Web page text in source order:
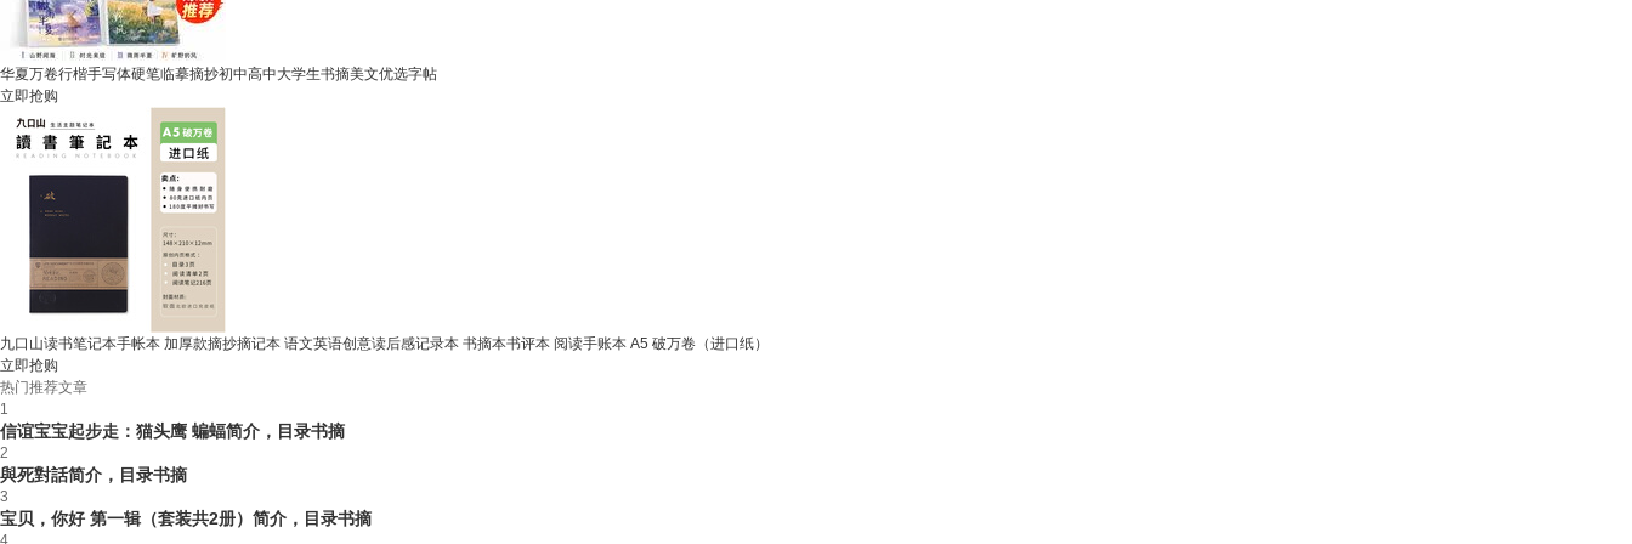
华夏万卷行楷手写体硬笔临摹摘抄初中高中大学生书摘美文优选字帖
立即抢购
九口山读书笔记本手帐本 加厚款摘抄摘记本 语文英语创意读后感记录本 书摘本书评本 阅读手账本 A5 破万卷（进口纸）
立即抢购
热门推荐文章
1
信谊宝宝起步走：猫头鹰 蝙蝠简介，目录书摘
2
與死對話简介，目录书摘
3
宝贝，你好 第一辑（套装共2册）简介，目录书摘
4